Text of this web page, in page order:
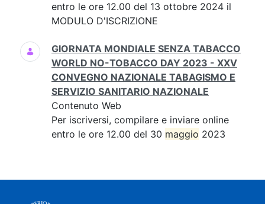
entro le ore 12.00 del 13 ottobre 2024 il
MODULO D'ISCRIZIONE
GIORNATA MONDIALE SENZA TABACCO
WORLD NO-TOBACCO DAY 2023 - XXV
CONVEGNO NAZIONALE TABAGISMO E
SERVIZIO SANITARIO NAZIONALE
Contenuto Web
Per iscriversi, compilare e inviare online
entro le ore 12.00 del 30 maggio 2023